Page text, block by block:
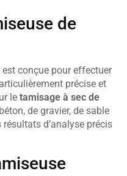
de
est conçue pour effectuer
précise et
le tamisage à sec de
de gravier, de sable
d’analyse précis